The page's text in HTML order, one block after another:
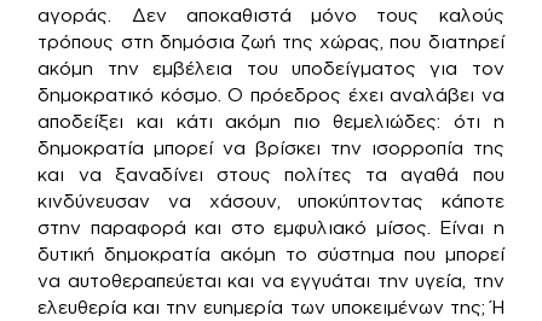
αγοράς. Δεν αποκαθιστά μόνο τους καλούς
τρόπους στη δημόσια ζωή της χώρας, που διατηρεί
ακόμη την εμβέλεια του υποδείγματος για τον
δημοκρατικό κόσμο. Ο πρόεδρος έχει αναλάβει να
αποδείξει και κάτι ακόμη πιο θεμελιώδες: ότι η
δημοκρατία μπορεί να βρίσκει την ισορροπία της
και να ξαναδίνει στους πολίτες τα αγαθά που
κινδύνευσαν να χάσουν, υποκύπτοντας κάποτε
στην παραφορά και στο εμφυλιακό μίσος. Είναι η
δυτική δημοκρατία ακόμη το σύστημα που μπορεί
να αυτοθεραπεύεται και να εγγυάται την υγεία, την
ελευθερία και την ευημερία των υποκειμένων της; Ή